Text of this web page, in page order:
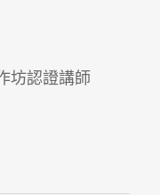
坊認證講師